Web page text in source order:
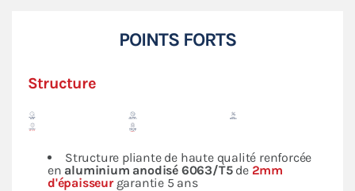
POINTS FORTS
Structure
Structure pliante de haute qualité renforcée
en aluminium anodisé 6063/T5de 2mm
d'épaisseurgarantie 5 ans